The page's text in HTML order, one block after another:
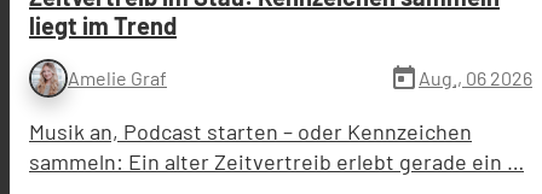
liegt im Trend
Amelie Graf today Aug., 06 2026
Musik an, Podcast starten – oder Kennzeichen
sammeln: Ein alter Zeitvertreib erlebt gerade ein …